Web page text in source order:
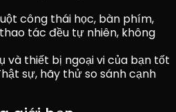
công thái học, bàn phím,
tác đều tự nhiên, không
và thiết bị ngoại vi của bạn tốt
sự, hãy thử so sánh cạnh